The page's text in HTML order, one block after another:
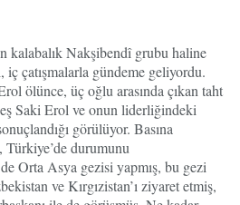
kalabalık Nakşibendî grubu haline
çatışmalarla gündeme geliyordu.
ölünce, üç oğlu arasında çıkan taht
Saki Erol ve onun liderliğindeki
görülüyor. Basına
Türkiye’de durumunu
Orta Asya gezisi yapmış, bu gezi
ve Kırgızistan’ı ziyaret etmiş,